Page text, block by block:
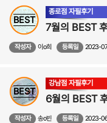
BEST
종로점 자필후기
작성자 이o희 등록일 2023-
BEST
강남점 자필후기
6월의 BEST
작성자 송o빈 등록일 2023-